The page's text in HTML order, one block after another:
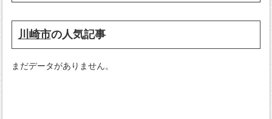
川崎市の人気記事
まだデータがありません。